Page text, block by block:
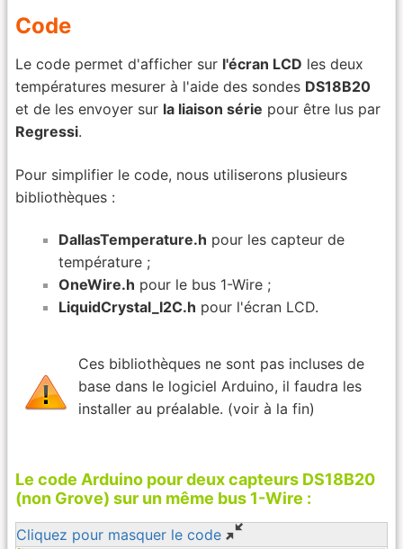
Code
Le code permet d'afficher sur l'écran LCD les deux
températures mesurer à l'aide des sondes DS18B20
et de les envoyer sur la liaison série pour être lus par
Regressi.
Pour simplifier le code, nous utiliserons plusieurs
bibliothèques :
DallasTemperature.h pour les capteur de
température ;
OneWire.h pour le bus 1-Wire ;
LiquidCrystal_I2C.h pour l'écran LCD.
Ces bibliothèques ne sont pas incluses de
base dans le logiciel Arduino, il faudra les
installer au préalable. (voir à la fin)
Le code Arduino pour deux capteurs DS18B20
(non Grove) sur un même bus 1-Wire :
Cliquez pour masquer le code